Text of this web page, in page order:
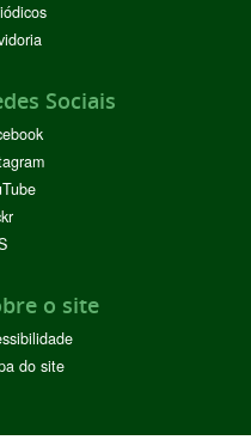
Sociais
o site
do site